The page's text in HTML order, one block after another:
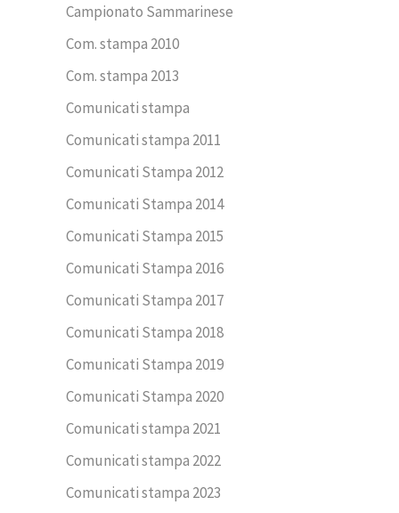
Campionato Sammarinese
Com. stampa 2010
Com. stampa 2013
Comunicati stampa
Comunicati stampa 2011
Comunicati Stampa 2012
Comunicati Stampa 2014
Comunicati Stampa 2015
Comunicati Stampa 2016
Comunicati Stampa 2017
Comunicati Stampa 2018
Comunicati Stampa 2019
Comunicati Stampa 2020
Comunicati stampa 2021
Comunicati stampa 2022
Comunicati stampa 2023